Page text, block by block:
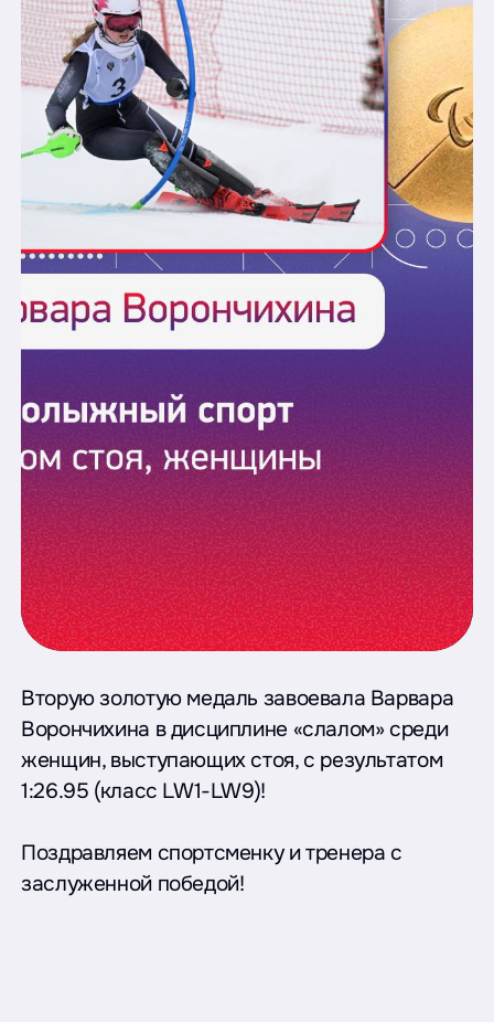
Вторую золотую медаль завоевала Варвара
Ворончихина в дисциплине «слалом» среди
женщин, выступающих стоя, с результатом
1:26.95 (класс LW1-LW9)!
Поздравляем спортсменку и тренера с
заслуженной победой!